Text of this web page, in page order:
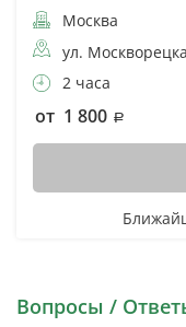
Москва
ул.
2 часа
от 1 800
Вопросы /